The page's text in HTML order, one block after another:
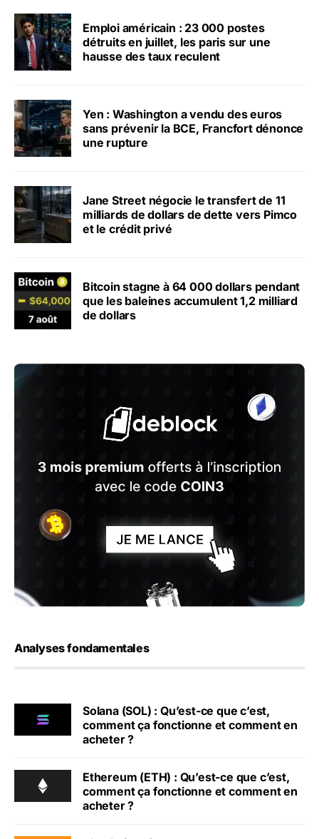
Emploi américain : 23 000 postes
détruits en juillet, les paris sur une
hausse des taux reculent
Yen : Washington a vendu des euros
sans prévenir la BCE, Francfort dénonce
une rupture
Jane Street négocie le transfert de 11
milliards de dollars de dette vers Pimco
et le crédit privé
Bitcoin stagne à 64 000 dollars pendant
que les baleines accumulent 1,2 milliard
de dollars
Analyses fondamentales
Solana (SOL) : Qu’est-ce que c’est,
comment ça fonctionne et comment en
acheter ?
Ethereum (ETH) : Qu’est-ce que c’est,
comment ça fonctionne et comment en
acheter ?